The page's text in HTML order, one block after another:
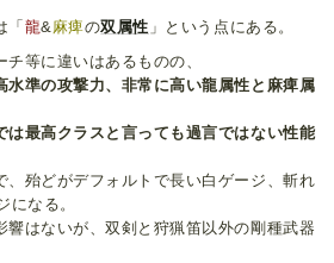
「 龍&麻痺の双属性 」という点にある。
等に違いはあるものの、
水準の攻撃力、非常に高い龍属性と麻痺属
は最高クラスと言っても過言ではない性能
、殆どがデフォルトで長い白ゲージ、斬れ
になる。
響はないが、双剣と狩猟笛以外の剛種武器